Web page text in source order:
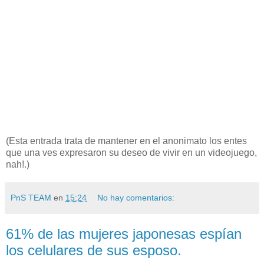
(Esta entrada trata de mantener en el anonimato los entes
que una ves expresaron su deseo de vivir en un videojuego,
nah!.)
PnS TEAM en 15:24 No hay comentarios:
61% de las mujeres japonesas espían
los celulares de sus esposo.